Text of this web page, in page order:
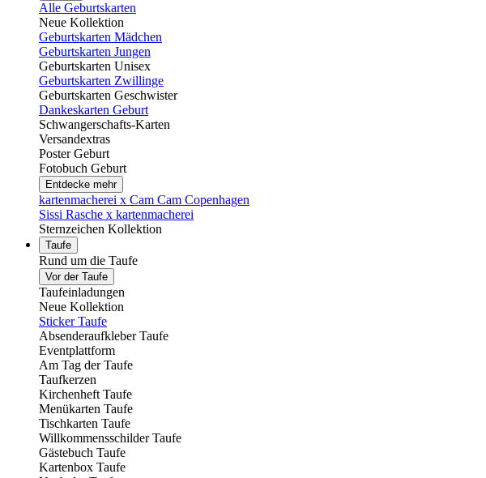
Alle Geburtskarten
Neue Kollektion
Geburtskarten Mädchen
Geburtskarten Jungen
Geburtskarten Unisex
Geburtskarten Zwillinge
Geburtskarten Geschwister
Dankeskarten Geburt
Schwangerschafts-Karten
Versandextras
Poster Geburt
Fotobuch Geburt
Entdecke mehr
kartenmacherei x Cam Cam Copenhagen
Sissi Rasche x kartenmacherei
Sternzeichen Kollektion
Taufe
Rund um die Taufe
Vor der Taufe
Taufeinladungen
Neue Kollektion
Sticker Taufe
Absenderaufkleber Taufe
Eventplattform
Am Tag der Taufe
Taufkerzen
Kirchenheft Taufe
Menükarten Taufe
Tischkarten Taufe
Willkommensschilder Taufe
Gästebuch Taufe
Kartenbox Taufe